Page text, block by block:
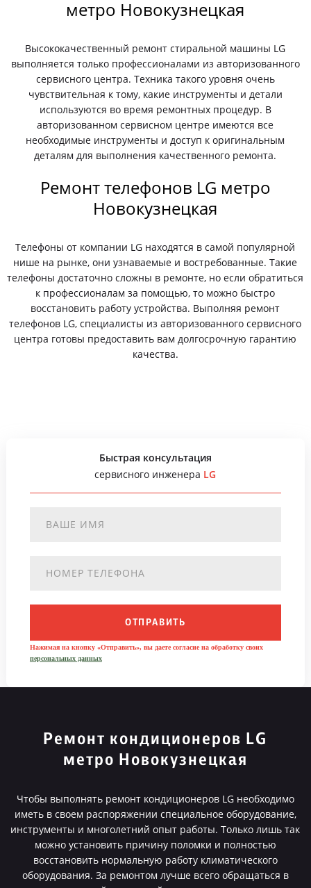
метро Новокузнецкая
Высококачественный ремонт стиральной машины LG
выполняется только профессионалами из авторизованного
сервисного центра. Техника такого уровня очень
чувствительная к тому, какие инструменты и детали
используются во время ремонтных процедур. В
авторизованном сервисном центре имеются все
необходимые инструменты и доступ к оригинальным
деталям для выполнения качественного ремонта.
Ремонт телефонов LG метро
Новокузнецкая
Телефоны от компании LG находятся в самой популярной
нише на рынке, они узнаваемые и востребованные. Такие
телефоны достаточно сложны в ремонте, но если обратиться
к профессионалам за помощью, то можно быстро
восстановить работу устройства. Выполняя ремонт
телефонов LG, специалисты из авторизованного сервисного
центра готовы предоставить вам долгосрочную гарантию
качества.
Быстрая консультация
сервисного инженера LG
ОТПРАВИТЬ
Нажимая на кнопку «Отправить», вы даете согласие на обработку своих
персональных данных
Ремонт кондиционеров LG
метро Новокузнецкая
Чтобы выполнять ремонт кондиционеров LG необходимо
иметь в своем распоряжении специальное оборудование,
инструменты и многолетний опыт работы. Только лишь так
можно установить причину поломки и полностью
восстановить нормальную работу климатического
оборудования. За ремонтом лучше всего обращаться в